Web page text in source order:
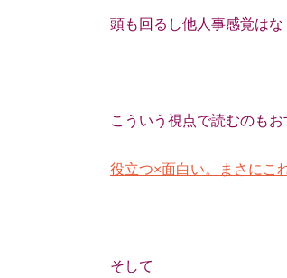
頭も回るし他人事感覚はな
こういう視点で読むのもお
役立つ×面白い。まさにこ
そして